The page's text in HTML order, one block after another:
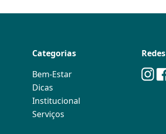
Categorias
Bem-Estar
Dicas
Institucional
Serviços